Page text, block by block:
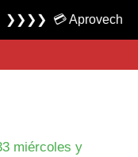
miércoles y
las 3